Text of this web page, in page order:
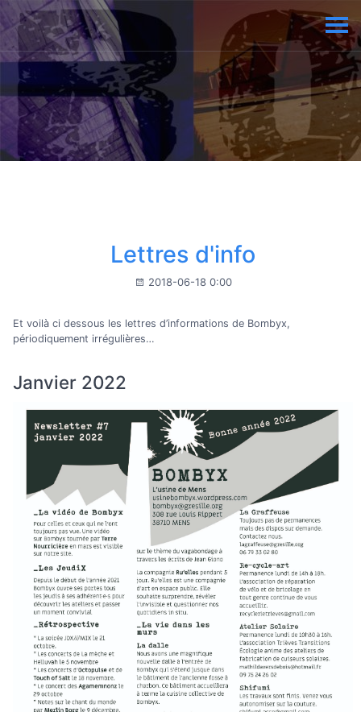
Lettres d'info
2018-06-18 0:00
Et voilà ci dessous les lettres d’informations de Bombyx,
périodiquement irrégulières…
Janvier 2022